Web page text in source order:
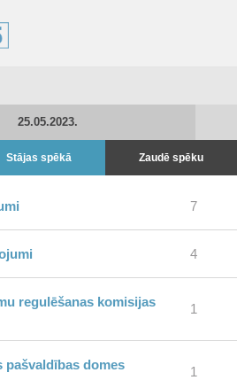
25.05.2023.
Stājas spēkā Zaudē spēku
7
4
regulēšanas komisijas
1
pašvaldības domes
1